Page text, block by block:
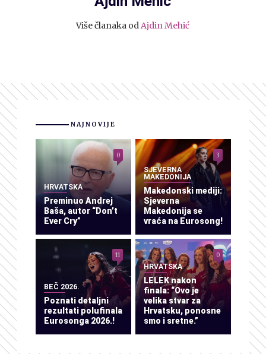
Više članaka odAjdin Mehić
NAJNOVIJE
HRVATSKA
Preminuo Andrej
Baša, autor “Don’t
Ever Cry”
0
SJEVERNA
MAKEDONIJA
Makedonski mediji:
Sjeverna
Makedonija se
vraća na Eurosong!
3
BEČ 2026.
Poznati detaljni
rezultati polufinala
Eurosonga 2026.!
11
HRVATSKA
LELEK nakon
finala: “Ovo je
velika stvar za
Hrvatsku, ponosne
smo i sretne.”
0